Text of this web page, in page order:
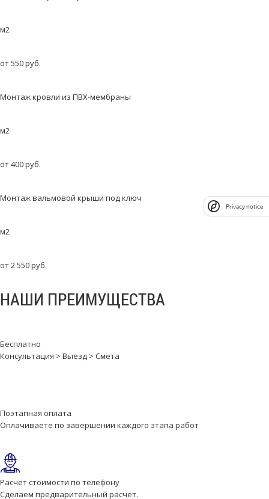
м2
от 550 руб.
Монтаж кровли из ПВХ-мембраны
м2
от 400 руб.
Монтаж вальмовой крыши под ключ
м2
от 2 550 руб.
НАШИ ПРЕИМУЩЕСТВА
Бесплатно
Консультация > Выезд > Cмета
Поэтапная оплата
Оплачиваете по завершении каждого этапа работ
Расчет стоимости по телефону
Сделаем предварительный расчет.
Privacy notice